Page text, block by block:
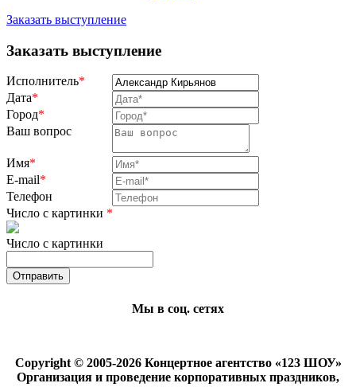
Заказать выступление
Заказать выступление
Исполнитель*
Дата*
Город*
Ваш вопрос
Имя*
E-mail*
Телефон
Число с картинки *
Число с картинки
Мы в соц. сетях
Copyright © 2005-2026 Концертное агентство «123 ШОУ»
Организация и проведение корпоративных праздников,